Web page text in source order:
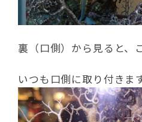
裏（口側）から見ると、
いつも口側に取り付きます